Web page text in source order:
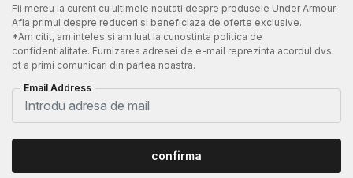
Fii mereu la curent cu ultimele noutati despre produsele Under Armour.
Afla primul despre reduceri si beneficiaza de oferte exclusive.
*Am citit, am inteles si am luat la cunostinta politica de
confidentialitate. Furnizarea adresei de e-mail reprezinta acordul dvs.
pt a primi comunicari din partea noastra.
Email Address
confirma